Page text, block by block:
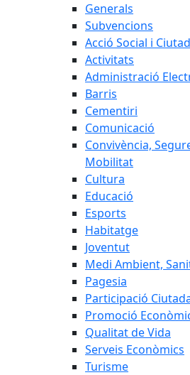
Generals
Subvencions
Acció Social i
Activitats
Administració
Barris
Cementiri
Comunicació
Convivència,
Mobilitat
Cultura
Educació
Esports
Habitatge
Joventut
Medi Ambient,
Pagesia
Participació
Promoció
Qualitat de Vida
Serveis Econòmics
Turisme